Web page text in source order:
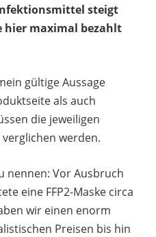
steigt
hier maximal bezahlt
gültige Aussage
als auch
die jeweiligen
werden.
nennen: Vor Ausbruch
eine FFP2-Maske circa
wir einen enorm
Preisen bis hin